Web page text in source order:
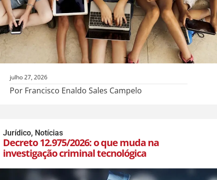
julho 27, 2026
Por Francisco Enaldo Sales Campelo
Jurídico, Notícias
Decreto 12.975/2026: o que muda na
investigação criminal tecnológica